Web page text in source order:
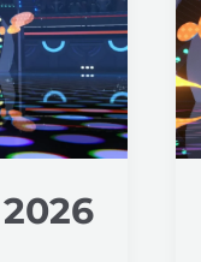
2026